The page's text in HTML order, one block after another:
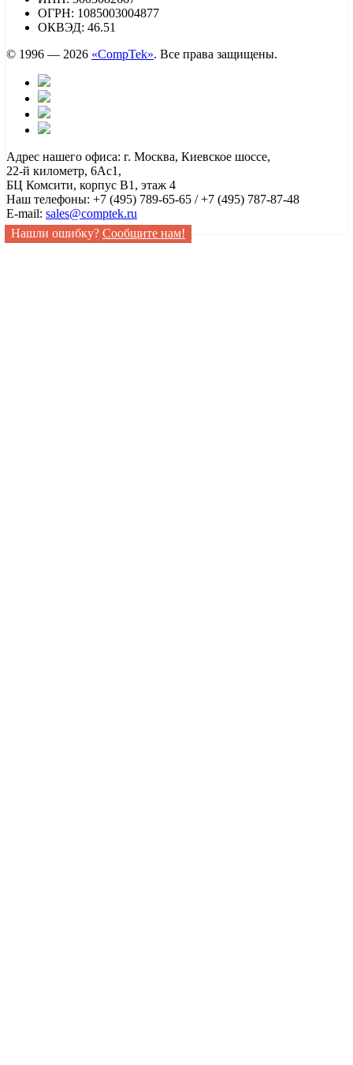
ОГРН: 1085003004877
ОКВЭД: 46.51
© 1996 — 2026 «CompTek». Все права защищены.
Адрес нашего офиса: г. Москва, Киевское шоссе,
22-й километр, 6Ас1,
БЦ Комсити, корпус B1, этаж 4
Наш телефоны: +7 (495) 789-65-65 / +7 (495) 787-87-48
E-mail: sales@comptek.ru
Нашли ошибку? Сообщите нам!